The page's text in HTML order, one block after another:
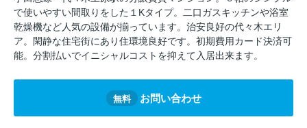
で使いやすい間取りをした１Kタイプ。二口ガスキッチンや浴室
乾燥機など人気の設備が揃っています。治安良好の代々木エリ
ア。閑静な住宅街にあり住環境良好です。初期費用カード決済可
能。分割払いでイニシャルコストを抑えて入居出来ます。
無料 お問い合わせ